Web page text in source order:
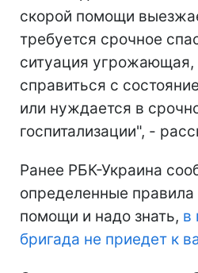
скорой помощи
требуется срочное
ситуация
справиться с
или нуждается в
госпитализации", -
Ранее РБК-Украина
определенные правила
помощи и надо знать, в
бригада не приедет к